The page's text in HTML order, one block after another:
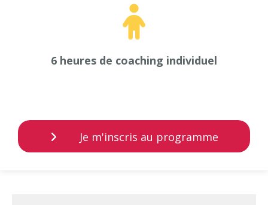
6 heures de coaching individuel
Je m'inscris au programme